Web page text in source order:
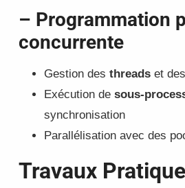
– Programmation
concurrente
Gestion des threadset
Exécution de sous-
synchronisation
Parallélisation avec des
Travaux